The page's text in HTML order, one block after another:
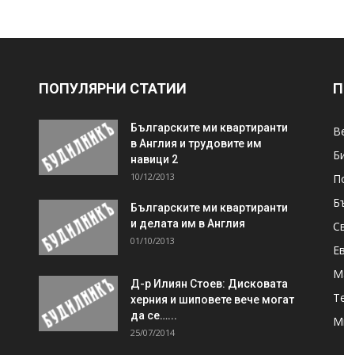
ПОПУЛЯРНИ СТАТИИ
Българските ми квартиранти
в Англия и трудовите им
навици 2
10/12/2013
Българските ми квартиранти
и делата им в Англия
01/10/2013
Д-р Илиян Стоев: Дисковата
херния и шиповете вече могат
да се…...
25/07/2014